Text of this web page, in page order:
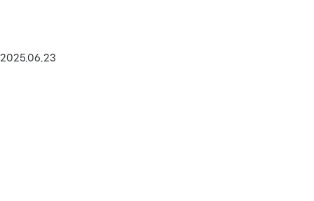
2025.06.23